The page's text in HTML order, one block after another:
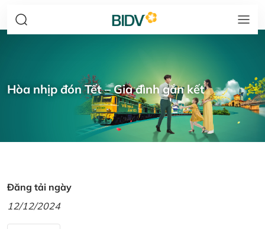
Hòa nhịp đón Tết – Gia đình gắn kết
Đăng tải ngày
12/12/2024